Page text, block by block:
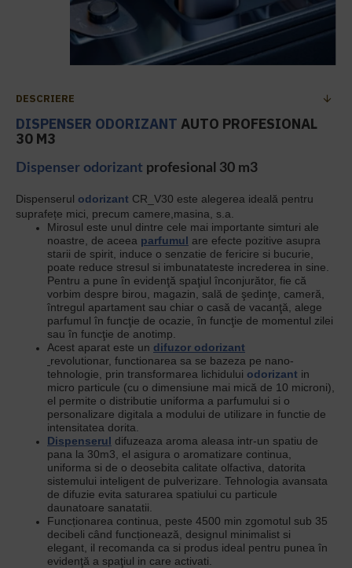
DESCRIERE
DISPENSER ODORIZANT AUTO PROFESIONAL
30 M3
Dispenser odorizant profesional 30 m3
Dispenserul odorizant CR_V30 este alegerea ideală pentru
suprafețe mici, precum camere,masina, s.a.
Mirosul este unul dintre cele mai importante simturi ale
noastre, de aceea parfumul are efecte pozitive asupra
starii de spirit, induce o senzatie de fericire si bucurie,
poate reduce stresul si imbunatateste increderea in sine.
Pentru a pune în evidenţă spaţiul în­conjurător, fie că
vorbim despre birou, magazin, sală de şedinţe, cameră,
întregul apartament sau chiar o casă de vacanţă, alege
parfumul în funcţie de ocazie, în funcţie de momentul zilei
sau în funcţie de anotimp.
Acest aparat este un difuzor odorizant
revolutionar, functionarea sa se bazeza pe nano-
tehnologie, prin transformarea lichidului odorizant in
micro particule (cu o dimensiune mai mică de 10 microni),
el permite o distributie uniforma a parfumului si o
personalizare digitala a modului de utilizare in functie de
intensitatea dorita.
Dispenserul difuzeaza aroma aleasa intr-un spatiu de
pana la 30m3, el asigura o aromatizare continua,
uniforma si de o deosebita calitate olfactiva, datorita
sistemului inteligent de pulverizare. Tehnologia avansata
de difuzie evita saturarea spatiului cu particule
daunatoare sanatatii.
Funcționarea continua, peste 4500 min zgomotul sub 35
decibeli când funcționează, designul minimalist si
elegant, il recomanda ca si produs ideal pentru punea în
evidenţă a spaţiul in care activati.